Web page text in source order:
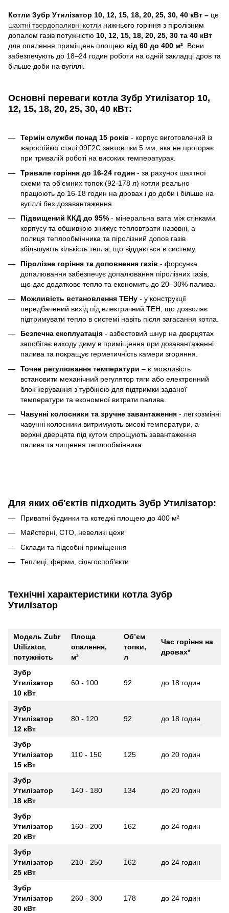
Котли Зубр Утилізатор 10, 12, 15, 18, 20, 25, 30, 40 кВт – це
шахтні твердопаливні котли нижнього горіння з піролізним
допалом газів потужністю 10, 12, 15, 18, 20, 25, 30 та 40 кВт
для опалення приміщень площею від 60 до 400 м² . Вони
забезпечують до 18–24 годин роботи на одній закладці дров та
більше доби на вугіллі.
Основні переваги котла Зубр Утилізатор 10,
12, 15, 18, 20, 25, 30, 40 кВт:
Термін служби понад 15 років - корпус виготовлений із
жаростійкої сталі 09Г2С завтовшки 5 мм, яка не прогорає
при тривалій роботі на високих температурах.
Тривале горіння до 16-24 годин - за рахунок шахтної
схеми та об'ємних топок (92-178 л) котли реально
працюють до 16-18 годин на дровах і до доби і більше на
вугіллі без дозавантаження.
Підвищений ККД до 95% - мінеральна вата між стінками
корпусу та обшивкою знижує тепловтрати назовні, а
полиця теплообмінника та піролізний допов газів
збільшують кількість тепла, що віддається в систему.
Піролізне горіння та доповнення газів - форсунка
допалювання забезпечує допалювання піролізних газів,
що дає додаткове тепло та економить до 20–30% палива.
Можливість встановлення ТЕНу - у конструкції
передбачений вихід під електричний ТЕН, що дозволяє
підтримувати тепло в системі навіть після загасання котла.
Безпечна експлуатація - азбестовий шнур на дверцятах
запобігає виходу диму в приміщення при дозавантаженні
палива та покращує герметичність камери згоряння.
Точне регулювання температури – є можливість
встановити механічний регулятор тяги або електронний
блок керування з турбіною для підтримки заданої
температури та економної витрати палива.
Чавунні колосники та зручне завантаження - легкозмінні
чавунні колосники витримують високі температури, а
верхні дверцята під кутом спрощують завантаження
палива та чищення теплообмінника.
Для яких об'єктів підходить Зубр Утилізатор:
Приватні будинки та котеджі площею до 400 м²
Майстерні, СТО, невеликі цехи
Склади та підсобні приміщення
Теплиці, ферми, сільгоспоб'єкти
Технічні характеристики котла Зубр
Утилізатор
Модель Zubr
Utilizator,
потужність
Площа
опалення,
м²
Об’єм
топки,
л
Час горіння на
дровах*
Зубр
Утилізатор
10 кВт
60 - 100 92 до 18 годин
Зубр
Утилізатор
12 кВт
80 - 120 92 до 18 годин
Зубр
Утилізатор
15 кВт
110 - 150 125 до 20 годин
Зубр
Утилізатор
18 кВт
140 - 180 134 до 20 годин
Зубр
Утилізатор
20 кВт
160 - 200 162 до 24 годин
Зубр
Утилізатор
25 кВт
210 - 250 162 до 24 годин
Зубр
Утилізатор
30 кВт
260 - 300 178 до 24 годин